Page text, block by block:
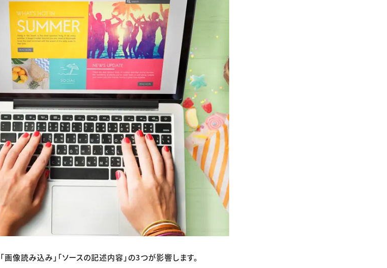
画像読み込み」「ソースの記述内容」の3つが影響します。